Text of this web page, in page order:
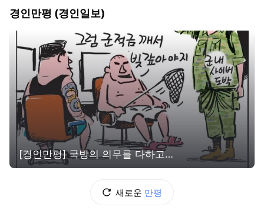
경인만평 (경인일보)
[경인만평] 국방의 의무를 다하고…
새로운 만평